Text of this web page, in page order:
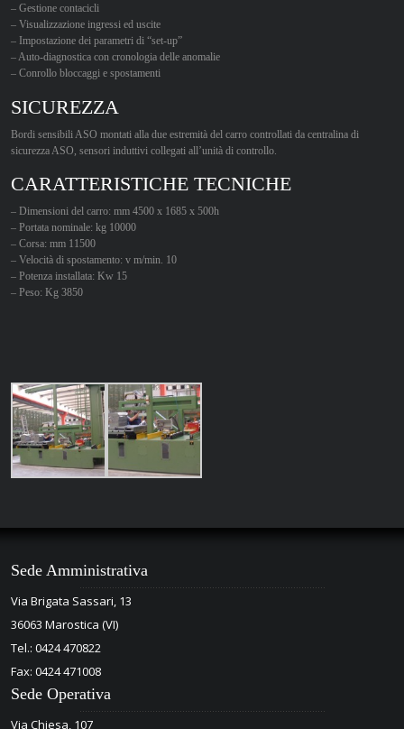
– Gestione contacicli
– Visualizzazione ingressi ed uscite
– Impostazione dei parametri di “set-up”
– Auto-diagnostica con cronologia delle anomalie
– Conrollo bloccaggi e spostamenti
SICUREZZA
Bordi sensibili ASO montati alla due estremità del carro controllati da centralina di
sicurezza ASO, sensori induttivi collegati all’unità di controllo.
CARATTERISTICHE TECNICHE
– Dimensioni del carro: mm 4500 x 1685 x 500h
– Portata nominale: kg 10000
– Corsa: mm 11500
– Velocità di spostamento: v m/min. 10
– Potenza installata: Kw 15
– Peso: Kg 3850
Sede Amministrativa
Via Brigata Sassari, 13
36063 Marostica (VI)
Tel.: 0424 470822
Fax: 0424 471008
Sede Operativa
Via Chiesa, 107